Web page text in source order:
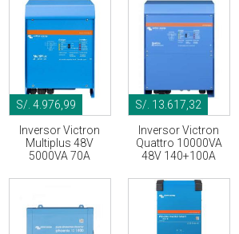
S/. 4.976,99
Inversor Victron
Multiplus 48V
5000VA 70A
S/. 13.617,32
Inversor Victron
Quattro 10000VA
48V 140+100A